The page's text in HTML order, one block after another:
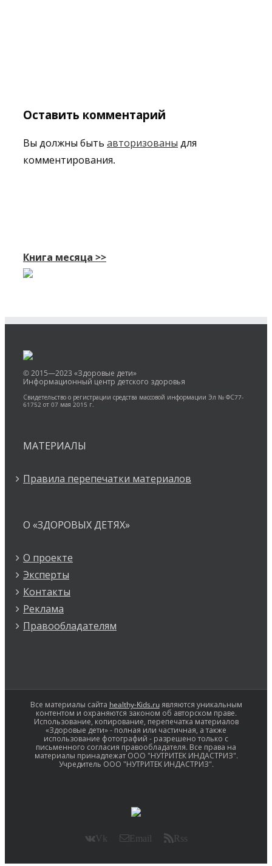
Оставить комментарий
Вы должны быть авторизованы для
комментирования.
Книга месяца >>
© 2015—2023 «Здоровые дети»
Информационный центр детского здоровья
Свидетельство о регистрации средства массовой информации Эл № ФС77-
61752 от 07 мая 2015 г.
МАТЕРИАЛЫ
Правила перепечатки материалов
О «ЗДОРОВЫХ ДЕТЯХ»
О проекте
Эксперты
Контакты
Реклама
Правообладателям
Все материалы сайта healthy-Kids.ruявляются уникальным
контентом и охраняются законом об авторском праве.
Использование, копирование, перепечатка материалов
«Здоровые дети» - полная или частичная, а также
использование фотографий - разрешено только с
письменного согласия правообладателя. Все права на
материалы принадлежат ООО "НУТРИТЕК ИНДАСТРИЗ".
Учредитель ООО "НУТРИТЕК ИНДАСТРИЗ".
Vk Email Rss